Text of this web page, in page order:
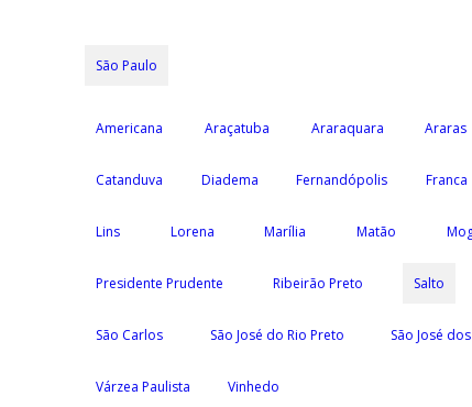
São Paulo
Americana Araçatuba Araraquara Araras
Catanduva Diadema Fernandópolis Franca
Lins Lorena Marília Matão
Presidente Prudente Ribeirão Preto Salto
São Carlos São José do Rio Preto São José
Várzea Paulista Vinhedo